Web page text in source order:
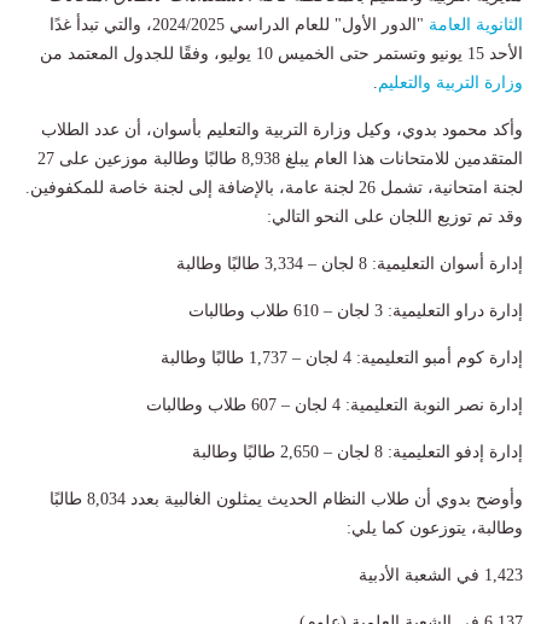
الثانوية العامة
"الدور الأول" للعام الدراسي 2024/2025، والتي تبدأ غدًا
الأحد 15 يونيو وتستمر حتى الخميس 10 يوليو، وفقًا للجدول المعتمد من
وزارة التربية والتعليم.
وأكد محمود بدوي، وكيل وزارة التربية والتعليم بأسوان، أن عدد الطلاب
المتقدمين للامتحانات هذا العام يبلغ 8,938 طالبًا وطالبة موزعين على 27
لجنة امتحانية، تشمل 26 لجنة عامة، بالإضافة إلى لجنة خاصة للمكفوفين.
وقد تم توزيع اللجان على النحو التالي:
إدارة أسوان التعليمية: 8 لجان – 3,334 طالبًا وطالبة
إدارة دراو التعليمية: 3 لجان – 610 طلاب وطالبات
إدارة كوم أمبو التعليمية: 4 لجان – 1,737 طالبًا وطالبة
إدارة نصر النوبة التعليمية: 4 لجان – 607 طلاب وطالبات
إدارة إدفو التعليمية: 8 لجان – 2,650 طالبًا وطالبة
وأوضح بدوي أن طلاب النظام الحديث يمثلون الغالبية بعدد 8,034 طالبًا
وطالبة، يتوزعون كما يلي:
1,423 في الشعبة الأدبية